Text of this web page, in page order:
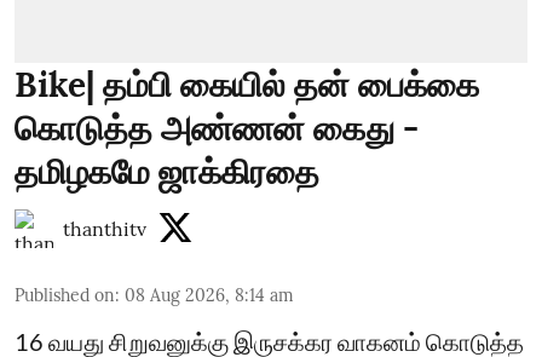
Bike| தம்பி கையில் தன் பைக்கை
கொடுத்த அண்ணன் கைது -
தமிழகமே ஜாக்கிரதை
thanthitv
Published on: 08 Aug 2026, 8:14 am
16 வயது சிறுவனுக்கு இருசக்கர வாகனம் கொடுத்த